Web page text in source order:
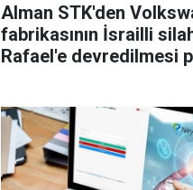
Alman STK'den
fabrikasının İsrailli
Rafael'e devredilmesi